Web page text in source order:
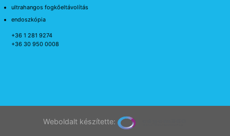
ultrahangos fogkőeltávolítás
endoszkópia
+36 1 281 9274
+36 30 950 0008
Weboldalt készítette: